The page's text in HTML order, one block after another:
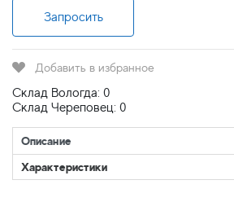
Запросить
Добавить в избранное
Склад Вологда: 0
Склад Череповец: 0
Описание
Характеристики